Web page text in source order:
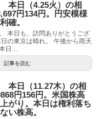
本日（4.25火）の相
円134円。円安模様
確。
本日も、訪問ありがとうござ
の東京は晴れ。 午後から雨天
日...
記事を読む
本日（11.27木）の相
円156円。米国株高
がり。本日は権利落ち
い株高。